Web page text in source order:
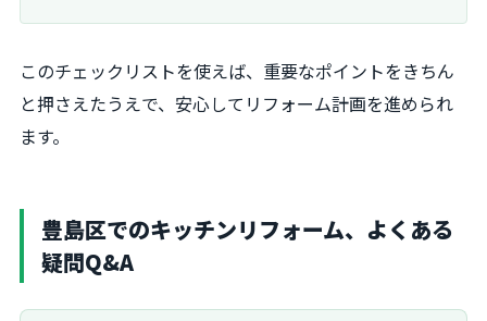
このチェックリストを使えば、重要なポイントをきちん
と押さえたうえで、安心してリフォーム計画を進められ
ます。
豊島区でのキッチンリフォーム、よくある
疑問Q&A